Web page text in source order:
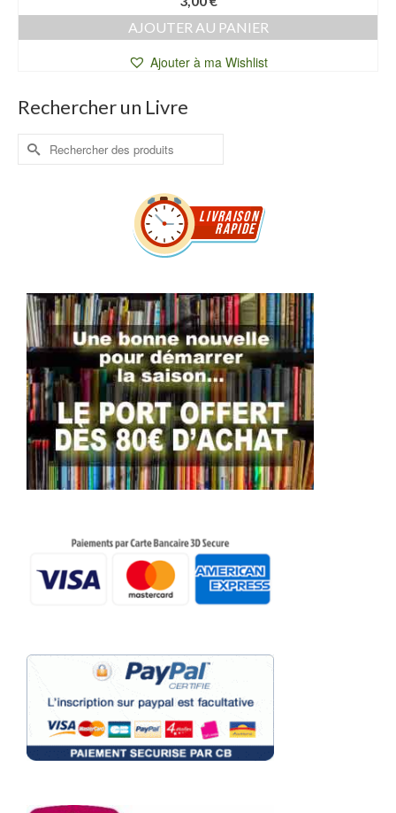
AJOUTER AU PANIER
Ajouter à ma Wishlist
Rechercher un Livre
Rechercher :